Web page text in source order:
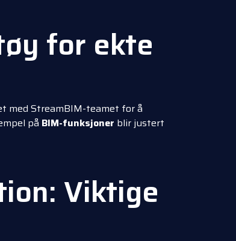
for ekte
med StreamBIM-teamet for å
på BIM-funksjoner blir justert
Viktige